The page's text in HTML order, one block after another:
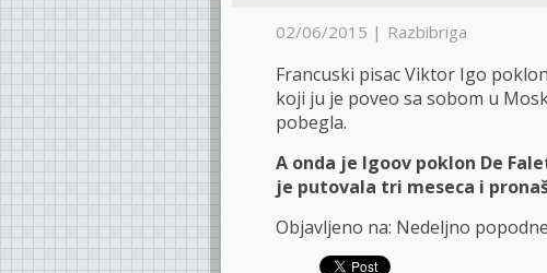
02/06/2015 | Razbibriga
Francuski pisac Viktor Igo
koji ju je poveo sa sobom u
pobegla.
A onda je Igoov poklon De
je putovala tri meseca i
Objavljeno na: Nedeljno